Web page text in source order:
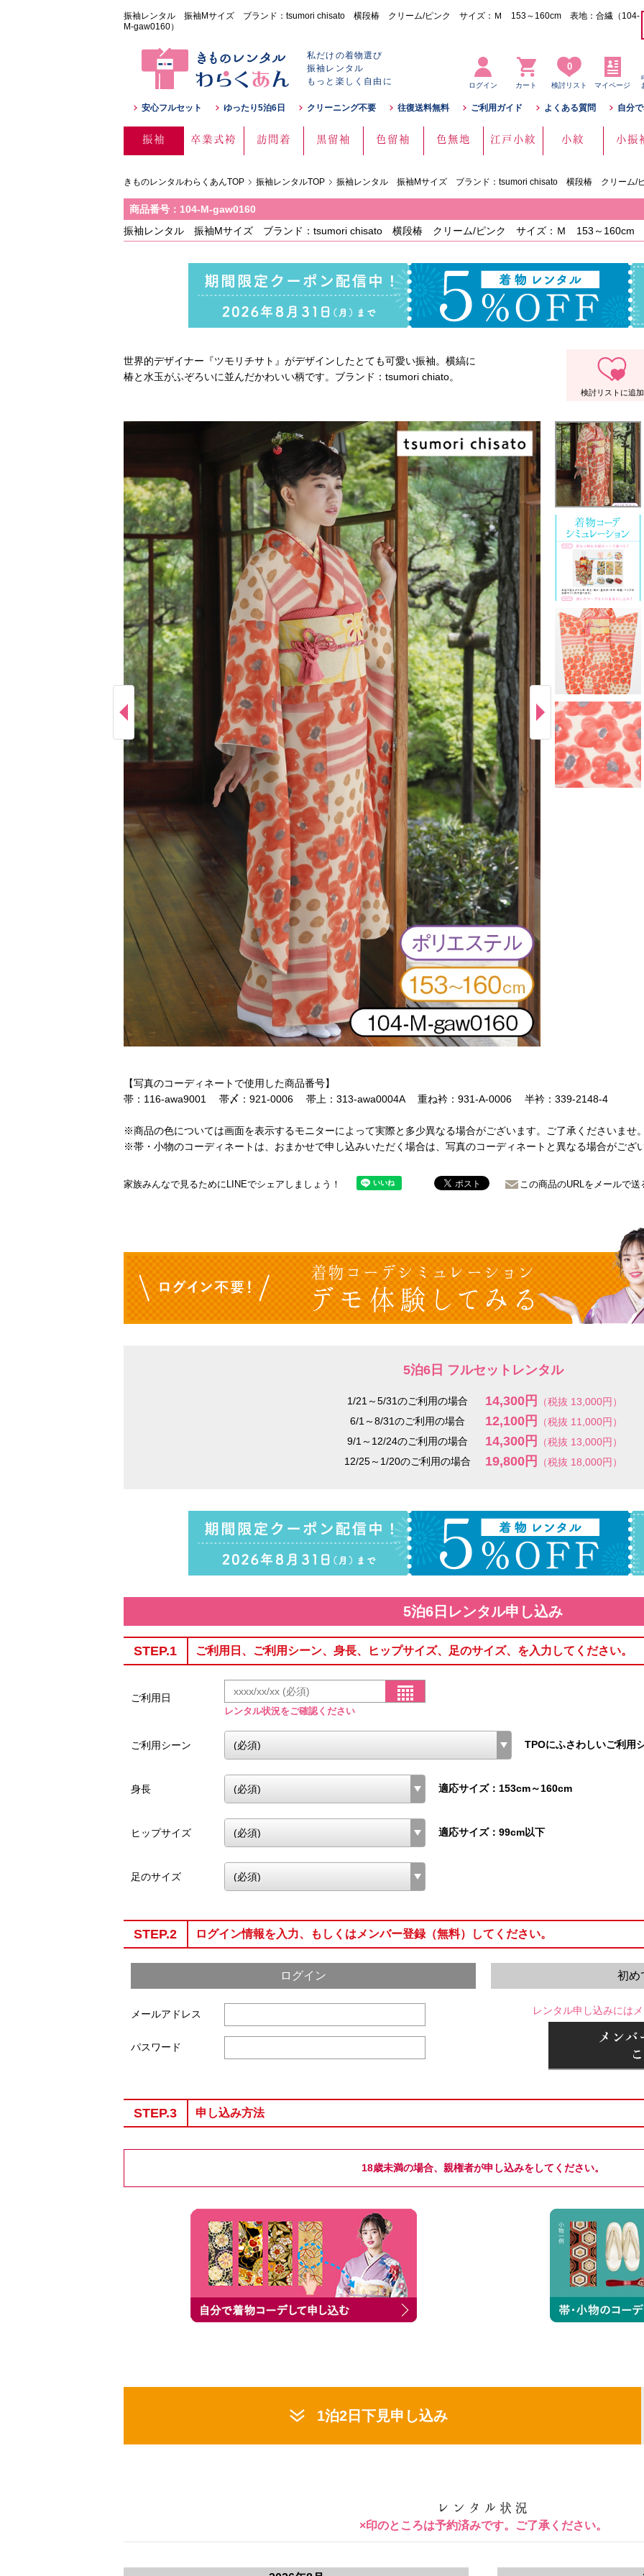
振袖レンタル 振袖Mサイズ ブランド：tsumori chisato 横段椿 クリーム/ピンク サイズ：Ｍ 153～160cm 表地：合繊（104-
M-gaw0160）
私だけの着物選び
振袖レンタル
もっと楽しく自由に
ログイン カート
0
検討リスト マイページ
安心フルセット ゆったり5泊6日 クリーニング不要 往復送料無料 ご利用ガイド よくある質問 自分
振袖 卒業式袴 訪問着 黒留袖 色留袖 色無地 江戸小紋 小紋 小振
きものレンタルわらくあんTOP 振袖レンタルTOP 振袖レンタル 振袖Mサイズ ブランド：tsumori chisato 横段椿 クリーム/
商品番号：104-M-gaw0160
振袖レンタル 振袖Mサイズ ブランド：tsumori chisato 横段椿 クリーム/ピンク サイズ：Ｍ 153～160cm
世界的デザイナー『ツモリチサト』がデザインしたとても可愛い振袖。横縞に
椿と水玉がふぞろいに並んだかわいい柄です。ブランド：tsumori chiato。
【写真のコーディネートで使用した商品番号】
帯：116-awa9001 帯〆：921-0006 帯上：313-awa0004A 重ね衿：931-A-0006 半衿：339-2148-4
※商品の色については画面を表示するモニターによって実際と多少異なる場合がございます。ご了承くださいませ
※帯・小物のコーディネートは、おまかせで申し込みいただく場合は、写真のコーディネートと異なる場合がござ
家族みんなで見るためにLINEでシェアしましょう！ この商品のURLをメールで送
5泊6日 フルセットレンタル
1/21～5/31のご利用の場合 14,300円
（税抜 13,000円）
6/1～8/31のご利用の場合
12,100円
（税抜 11,000円）
9/1～12/24のご利用の場合
14,300円
（税抜 13,000円）
12/25～1/20のご利用の場合
19,800円 （税抜 18,000円）
5泊6日レンタル申し込み
STEP.1 ご利用日、ご利用シーン、身長、ヒップサイズ、足のサイズ、を入力してください。
ご利用日
レンタル状況をご確認ください
ご利用シーン TPOにふさわしいご利用
身長 適応サイズ：153cm～160cm
ヒップサイズ 適応サイズ：99cm以下
足のサイズ
STEP.2 ログイン情報を入力、もしくはメンバー登録（無料）してください。
ログイン
メールアドレス
パスワード
初め
レンタル申し込みには
STEP.3 申し込み方法
18歳未満の場合、親権者が申し込みをしてください。
1泊2日下見申し込み
×印のところは予約済みです。ご了承ください。